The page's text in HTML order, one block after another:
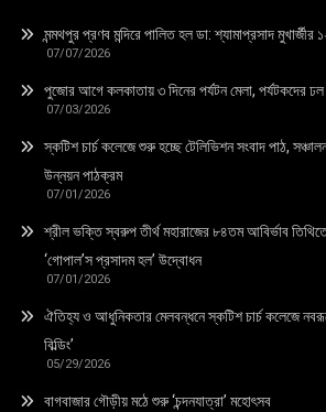
মন্মথপুর প্রণব মন্দিরে পালিত হল ডা: শ্যামাপ্রসাদ
07/07/2026
পুজোর আগে কলকাতায় ৩ দিনের পর্যটন মেলা, পর্যটকদের ঢল
07/03/2026
স্কটিশ চার্চ কলেজে শুরু হচ্ছে টেলিভিশন সংবাদ পাঠ,
উন্নয়ন পাঠক্রম
07/01/2026
শ্রীল ভক্তি স্বরুপ তীর্থ মহারাজের ৮৪তম আবির্ভাব
‘গোপাল’স প্রসাদম হল’ উদ্বোধন
07/01/2026
ঐতিহ্য ও আধুনিকতার মেলবন্ধনে স্কটিশ চার্চ কলেজে
বিল্ডিং’
05/29/2026
বাগবাজার গৌড়ীয় মঠে শুরু ‘চন্দনযাত্রা’ মহোৎসব